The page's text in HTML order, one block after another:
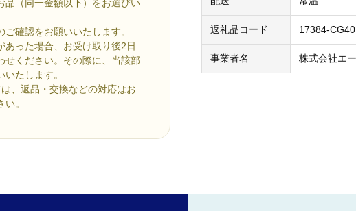
品（同一金額以下）をお選びい
確認をお願いいたします。
あった場合、お受け取り後2日
せください。その際に、当該部
たします。
、返品・交換などの対応はお
。
返礼品コード 17384-
事業者名 株式会社エ